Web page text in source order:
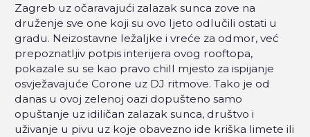
Zagreb uz očaravajući zalazak sunca zove na
druženje sve one koji su ovo ljeto odlučili ostati u
gradu. Neizostavne ležaljke i vreće za odmor, već
prepoznatljiv potpis interijera ovog rooftopa,
pokazale su se kao pravo chill mjesto za ispijanje
osvježavajuće Corone uz DJ ritmove. Tako je od
danas u ovoj zelenoj oazi dopušteno samo
opuštanje uz idiličan zalazak sunca, društvo i
uživanje u pivu uz koje obavezno ide kriška limete ili